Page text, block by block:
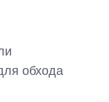
обхода